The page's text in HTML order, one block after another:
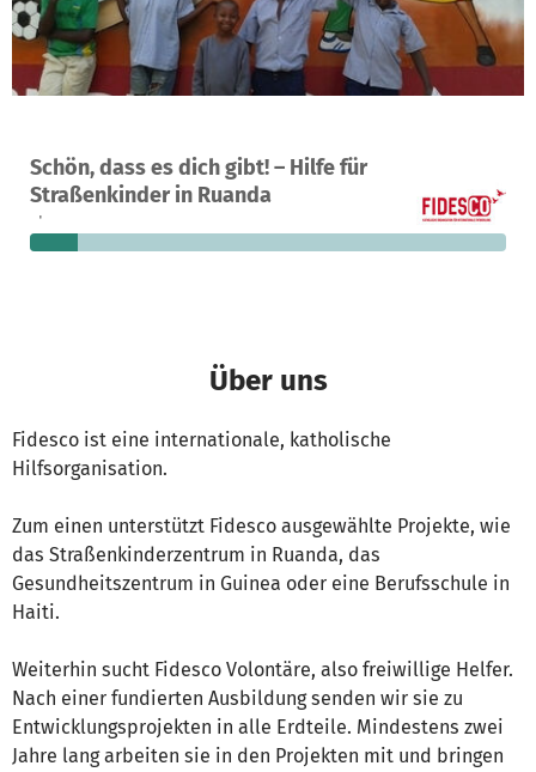
Schön, dass es dich gibt! – Hilfe für
Straßenkinder in Ruanda
Ein Projekt in Kigali, Ruanda
2 10 % 1.348 €
fehlen noch
Über uns
Fidesco ist eine internationale, katholische
Hilfsorganisation.
Zum einen unterstützt Fidesco ausgewählte Projekte, wie
das Straßenkinderzentrum in Ruanda, das
Gesundheitszentrum in Guinea oder eine Berufsschule in
Haiti.
Weiterhin sucht Fidesco Volontäre, also freiwillige Helfer.
Nach einer fundierten Ausbildung senden wir sie zu
Entwicklungsprojekten in alle Erdteile. Mindestens zwei
Jahre lang arbeiten sie in den Projekten mit und bringen